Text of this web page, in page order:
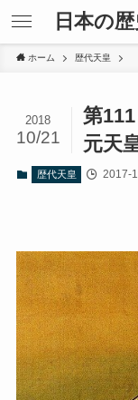
日本の
ホーム 歴代天皇
第
元天
2018
10/21
歴代天皇 2017-